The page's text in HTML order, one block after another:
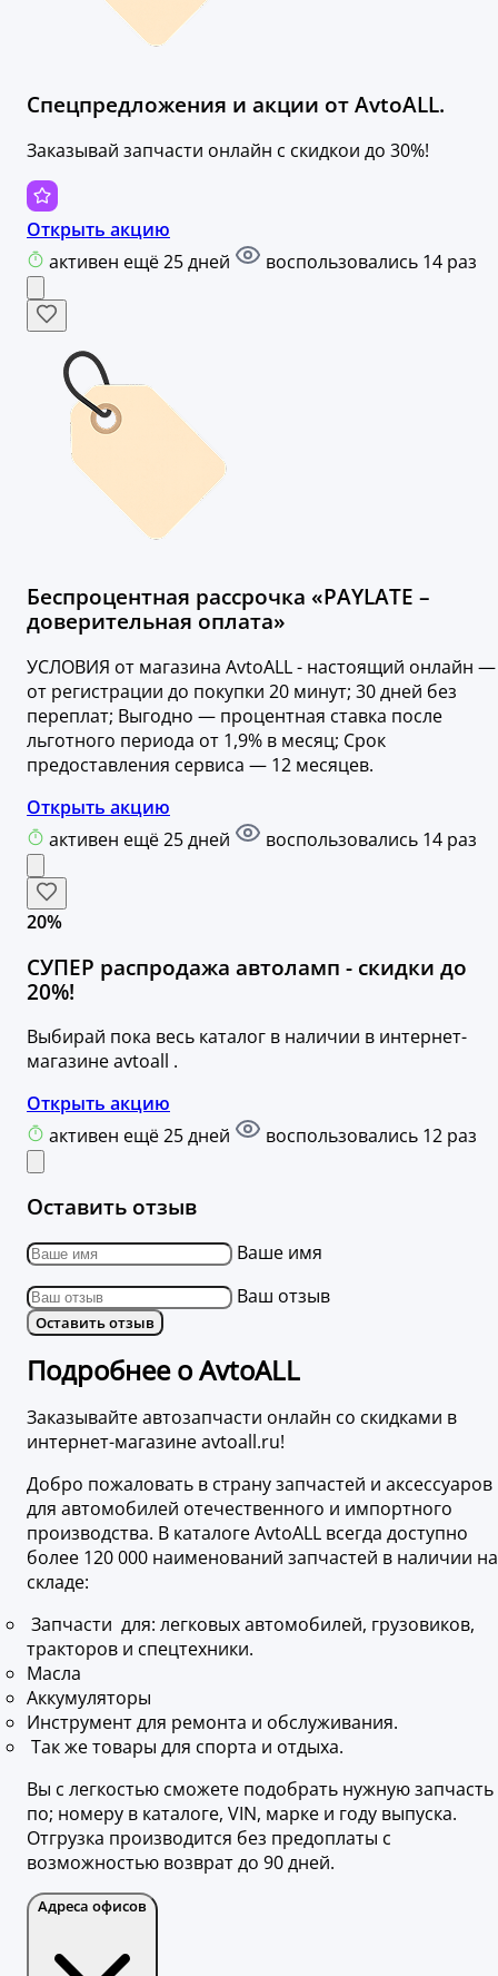
Спецпредложения и акции от AvtoALL.
Заказывай запчасти онлайн с скидкои до 30%!
Открыть акцию
активен ещё 25 дней
воспользовались 14 раз
Беспроцентная рассрочка «PAYLATE –
доверительная оплата»
УСЛОВИЯ от магазина AvtoALL - настоящий онлайн —
от регистрации до покупки 20 минут; 30 дней без
переплат; Выгодно — процентная ставка после
льготного периода от 1,9% в месяц; Срок
предоставления сервиса — 12 месяцев.
Открыть акцию
активен ещё 25 дней
воспользовались 14 раз
20%
СУПЕР распродажа автоламп - скидки до
20%!
Выбирай пока весь каталог в наличии в интернет-
магазине avtoall .
Открыть акцию
активен ещё 25 дней
воспользовались 12 раз
Оставить отзыв
Ваше имя
Ваш отзыв
Оставить отзыв
Подробнее о AvtoALL
Заказывайте автозапчасти онлайн со скидками в
интернет-магазине avtoall.ru!
Добро пожаловать в страну запчастей и аксессуаров
для автомобилей отечественного и импортного
производства. В каталоге AvtoALL всегда доступно
более 120 000 наименований запчастей в наличии на
складе:
Запчасти для: легковых автомобилей, грузовиков,
тракторов и спецтехники.
Масла
Аккумуляторы
Инструмент для ремонта и обслуживания.
Так же товары для спорта и отдыха.
Вы с легкостью сможете подобрать нужную запчасть
по; номеру в каталоге, VIN, марке и году выпуска.
Отгрузка производится без предоплаты с
возможностью возврат до 90 дней.
Адреса офисов